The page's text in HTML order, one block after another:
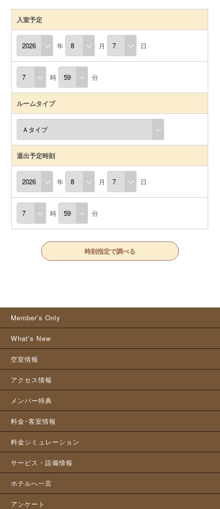
入室予定
年 月 日
時 分
ルームタイプ
退出予定時刻
年 月 日
時 分
時刻指定で調べる
Member's Only
What's New
空室情報
アクセス情報
メンバー特典
料金･客室情報
料金シミュレーション
サービス・設備情報
ホテルへ一言
アンケート